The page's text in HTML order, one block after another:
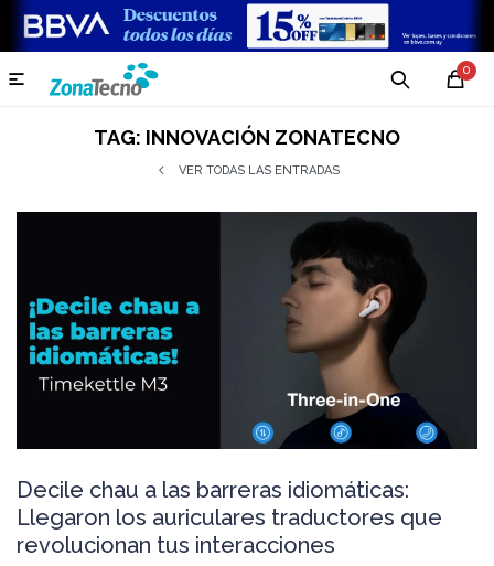
0

TAG: INNOVACIÓN ZONATECNO
VER TODAS LAS ENTRADAS
Decile chau a las barreras idiomáticas:
Llegaron los auriculares traductores que
revolucionan tus interacciones